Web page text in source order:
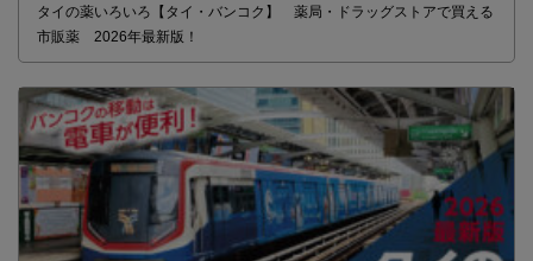
タイの薬いろいろ【タイ・バンコク】 薬局・ドラッグストアで買える
市販薬 2026年最新版！